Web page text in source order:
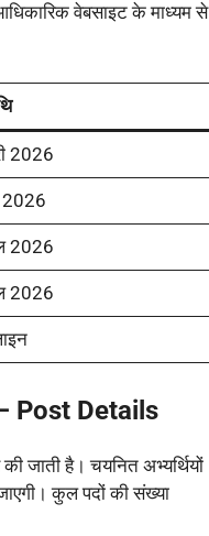
वेबसाइट के माध्यम से
2026
2026
2026
2026
Post Details
है। चयनित अभ्यर्थियों
कुल पदों की संख्या